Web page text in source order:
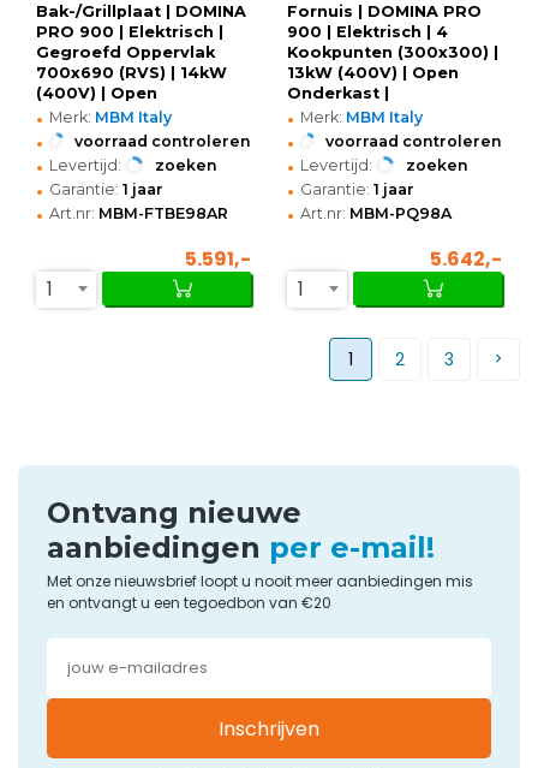
Bak-/Grillplaat | DOMINA
PRO 900 | Elektrisch |
Gegroefd Oppervlak
700x690 (RVS) | 14kW
(400V) | Open
Onderkast |
800x900x850(h)mm
• Merk: MBM Italy
• voorraad controleren
• Levertijd: zoeken
• Garantie: 1 jaar
• Art.nr: MBM-FTBE98AR
5.591,-
1
Fornuis | DOMINA PRO
900 | Elektrisch | 4
Kookpunten (300x300) |
13kW (400V) | Open
Onderkast |
800x900x850(h)mm
• Merk: MBM Italy
• voorraad controleren
• Levertijd: zoeken
• Garantie: 1 jaar
• Art.nr: MBM-PQ98A
5.642,-
1
1 2 3
Ontvang nieuwe
aanbiedingen per e-mail!
Met onze nieuwsbrief loopt u nooit meer aanbiedingen mis
en ontvangt u een tegoedbon van €20
Inschrijven